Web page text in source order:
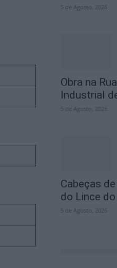
5 de Agosto, 2026
Obra na
Industrial
5 de Agosto, 2026
Cabeças
do Lince
5 de Agosto, 2026